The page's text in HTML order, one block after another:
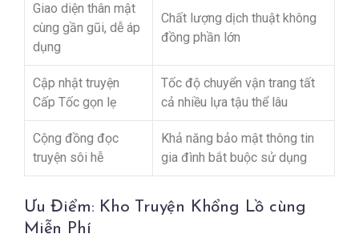
Giao diện thân mật
cùng gần gũi, dễ áp
dụng
Chất lượng dịch thuật không
đồng phần lớn
Cập nhật truyện
Cấp Tốc gọn lẹ
Tốc độ chuyển vận trang tất
cả nhiều lựa tậu thể lâu
Cộng đồng đọc
truyện sôi hễ
Khả năng bảo mật thông tin
gia đình bắt buộc sử dụng
Ưu Điểm: Kho Truyện Khổng Lồ cùng
Miễn Phí